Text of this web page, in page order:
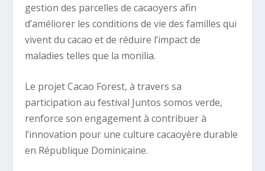
gestion des parcelles de cacaoyers afin
d’améliorer les conditions de vie des familles qui
vivent du cacao et de réduire l’impact de
maladies telles que la monilia.
Le projet Cacao Forest, à travers sa
participation au festival Juntos somos verde,
renforce son engagement à contribuer à
l’innovation pour une culture cacaoyère durable
en République Dominicaine.